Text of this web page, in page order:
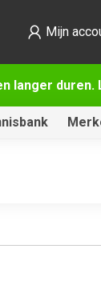
langer
Mijn